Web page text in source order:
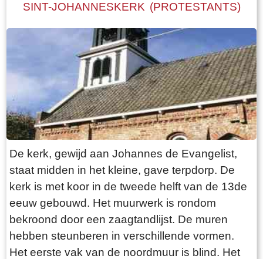
SINT-JOHANNESKERK (PROTESTANTS)
De kerk, gewijd aan Johannes de Evangelist,
staat midden in het kleine, gave terpdorp. De
kerk is met koor in de tweede helft van de 13de
eeuw gebouwd. Het muurwerk is rondom
bekroond door een zaagtandlijst. De muren
hebben steunberen in verschillende vormen.
Het eerste vak van de noordmuur is blind. Het